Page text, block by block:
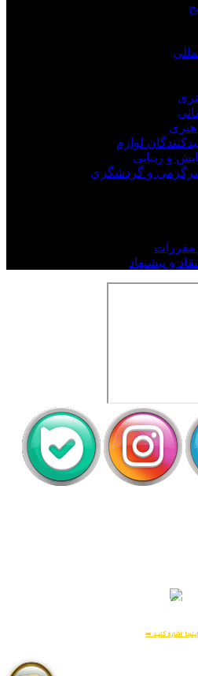
هنری
لوازم
و زیبایی
سرگرمی و گردشگری
مقررات
و پیشنهاد
بسیار امن و بهینه
اشاره کنید ➡️